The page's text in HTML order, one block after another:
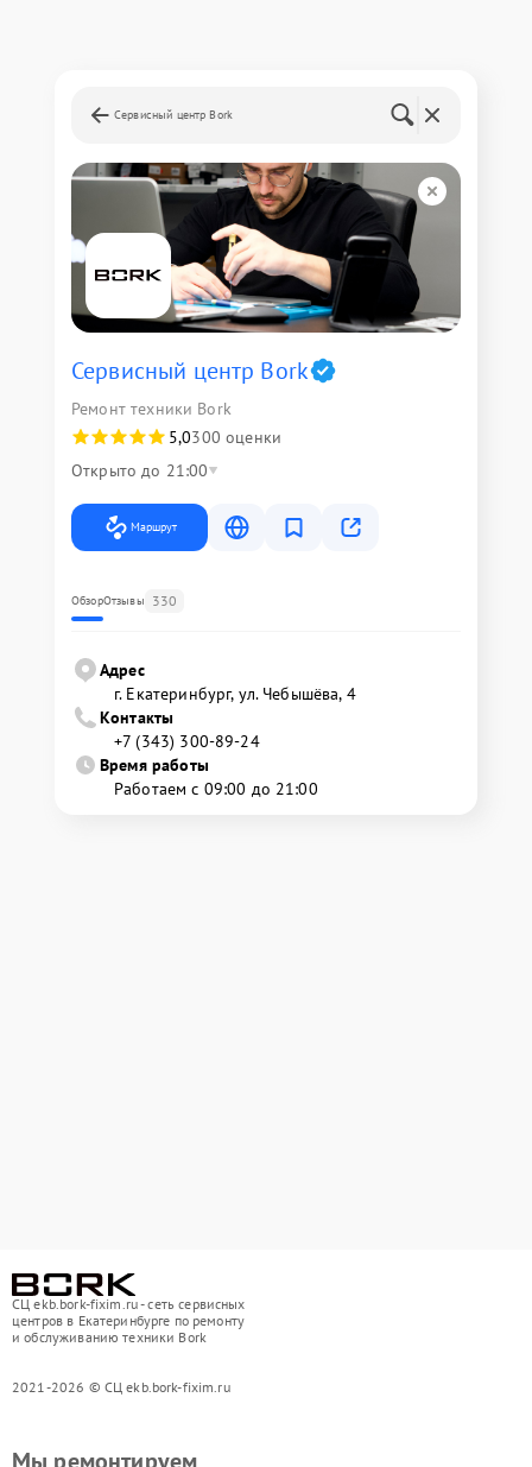
Сервисный центр Bork
Сервисный центр Bork
Ремонт техники Bork
5,0300 оценки
Открыто до 21:00
Маршрут
ОбзорОтзывы 330
Адрес
г. Екатеринбург, ул. Чебышёва, 4
Контакты
+7 (343) 300-89-24
Время работы
Работаем с 09:00 до 21:00
СЦ ekb.bork-fixim.ru - сеть сервисных
центров в Екатеринбурге по ремонту
и обслуживанию техники Bork
2021-2026 © СЦ ekb.bork-fixim.ru